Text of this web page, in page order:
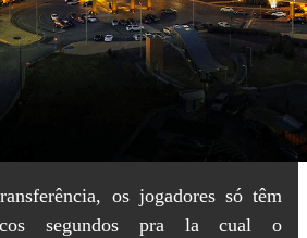
os jogadores só têm
segundos pra la cual o